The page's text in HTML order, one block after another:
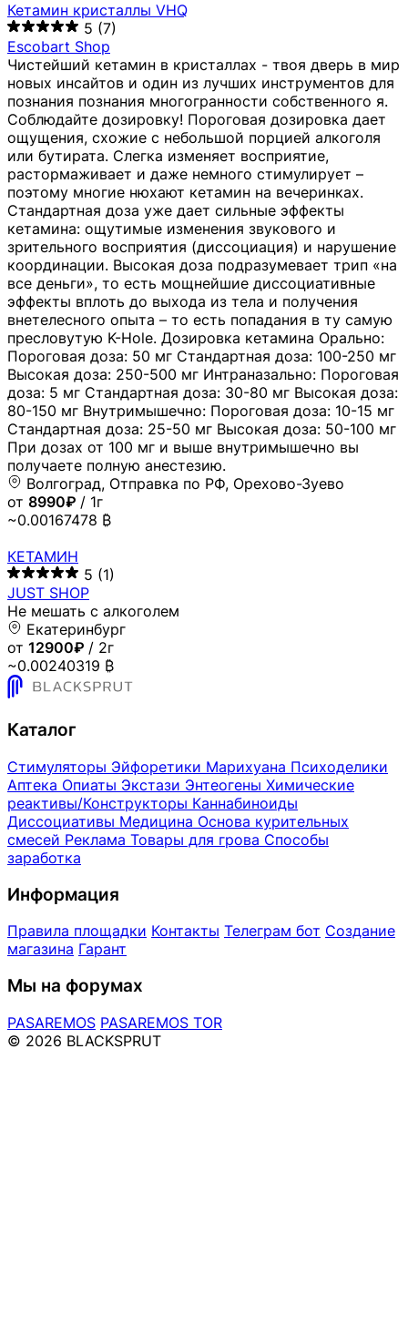
Кетамин кристаллы VHQ
5 (7)
Escobart Shop
Чистейший кетамин в кристаллах - твоя дверь в мир
новых инсайтов и один из лучших инструментов для
познания познания многогранности собственного я.
Соблюдайте дозировку! Пороговая дозировка дает
ощущения, схожие с небольшой порцией алкоголя
или бутирата. Слегка изменяет восприятие,
растормаживает и даже немного стимулирует –
поэтому многие нюхают кетамин на вечеринках.
Стандартная доза уже дает сильные эффекты
кетамина: ощутимые изменения звукового и
зрительного восприятия (диссоциация) и нарушение
координации. Высокая доза подразумевает трип «на
все деньги», то есть мощнейшие диссоциативные
эффекты вплоть до выхода из тела и получения
внетелесного опыта – то есть попадания в ту самую
пресловутую K-Hole. Дозировка кетамина Орально:
Пороговая доза: 50 мг Стандартная доза: 100-250 мг
Высокая доза: 250-500 мг Интраназально: Пороговая
доза: 5 мг Стандартная доза: 30-80 мг Высокая доза:
80-150 мг Внутримышечно: Пороговая доза: 10-15 мг
Стандартная доза: 25-50 мг Высокая доза: 50-100 мг
При дозах от 100 мг и выше внутримышечно вы
получаете полную анестезию.
Волгоград, Отправка по РФ, Орехово-Зуево
от 8990₽ / 1г
~0.00167478 ₿
КЕТАМИН
5 (1)
JUST SHOP
Не мешать с алкоголем
Екатеринбург
от 12900₽ / 2г
~0.00240319 ₿
Каталог
Стимуляторы Эйфоретики Марихуана Психоделики
Аптека Опиаты Экстази Энтеогены Химические
реактивы/Конструкторы Каннабиноиды
Диссоциативы Медицина Основа курительных
смесей Реклама Товары для грова Способы
заработка
Информация
Правила площадки Контакты Телеграм бот Создание
магазина Гарант
Мы на форумах
PASAREMOS PASAREMOS TOR
© 2026 BLACKSPRUT